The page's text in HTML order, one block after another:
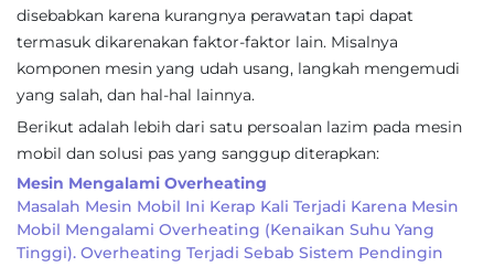
disebabkan karena kurangnya perawatan tapi dapat
termasuk dikarenakan faktor-faktor lain. Misalnya
komponen mesin yang udah usang, langkah mengemudi
yang salah, dan hal-hal lainnya.
Berikut adalah lebih dari satu persoalan lazim pada mesin
mobil dan solusi pas yang sanggup diterapkan:
Mesin Mengalami Overheating
Masalah Mesin Mobil Ini Kerap Kali Terjadi Karena Mesin
Mobil Mengalami Overheating (kenaikan Suhu Yang
Tinggi). Overheating Terjadi Sebab Sistem Pendingin